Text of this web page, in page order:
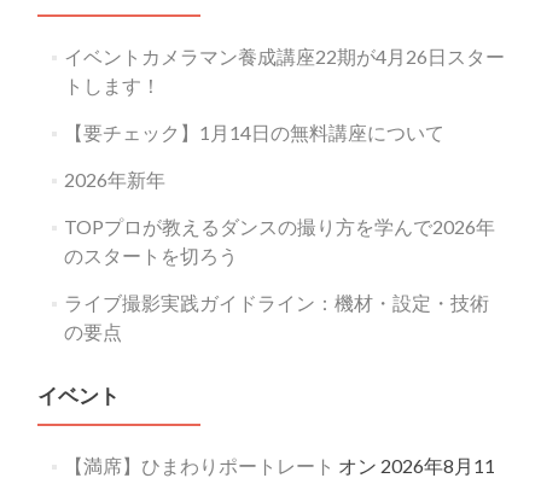
イベントカメラマン養成講座22期が4月26日スター
トします！
【要チェック】1月14日の無料講座について
2026年新年
TOPプロが教えるダンスの撮り方を学んで2026年
のスタートを切ろう
ライブ撮影実践ガイドライン：機材・設定・技術
の要点
イベント
【満席】ひまわりポートレート オン 2026年8月11